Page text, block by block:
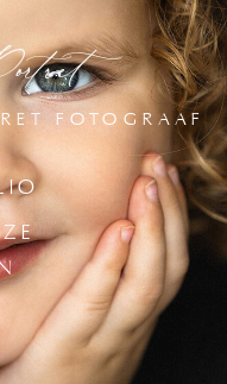
FOTOGRAAF